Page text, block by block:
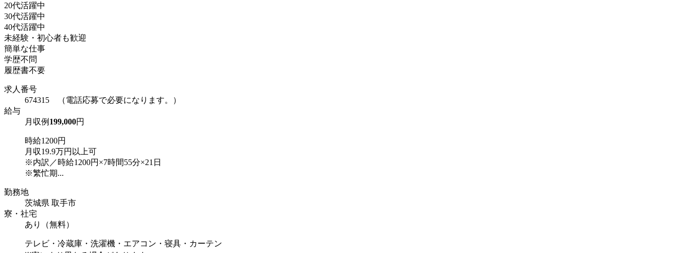
20代活躍中
30代活躍中
40代活躍中
未経験・初心者も歓迎
簡単な仕事
学歴不問
履歴書不要
求人番号
674315 （電話応募で必要になります。）
給与
月収例 199,000円
時給1200円
月収19.9万円以上可
※内訳／時給1200円×7時間55分×21日
※繁忙期...
勤務地
茨城県 取手市
寮・社宅
あり（無料）
テレビ・冷蔵庫・洗濯機・エアコン・寝具・カーテン